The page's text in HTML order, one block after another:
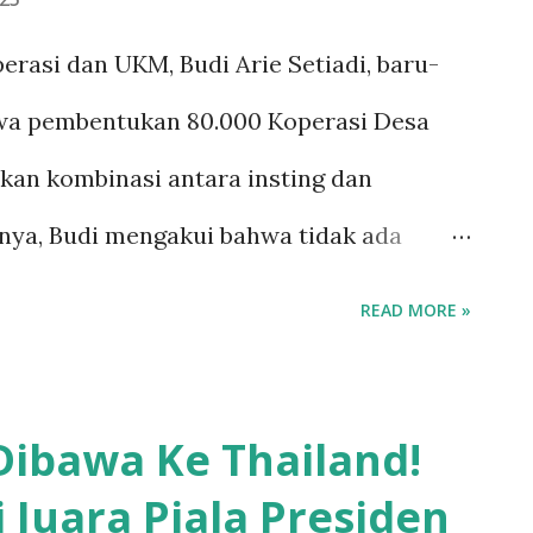
menunjukkan kemampuan terbaik
ini dijadwalkan akan berlangsung
Meskipun masih cukup lama,
sudah mulai terasa. Banyak yang
dan UKM, Budi Arie Setiadi, baru-
pembentukan 80.000 Koperasi Desa
kombinasi antara insting dan
Budi mengakui bahwa tidak ada
sejarah baru bagi Indonesia. Ia
di dunia untuk membangun
READ MORE »
Ke Thailand!
Piala Presiden